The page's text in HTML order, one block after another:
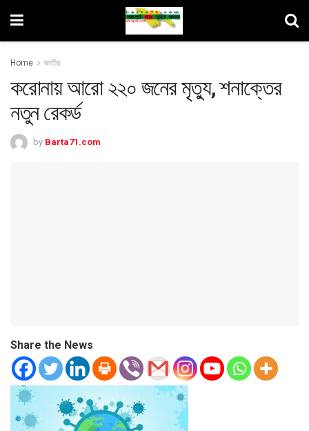
Home জাতীয়
করোনায় আরো ২২০ জনের মৃত্যু, শনাক্তের
নতুন রেকর্ড
by Barta71.com
Share the News